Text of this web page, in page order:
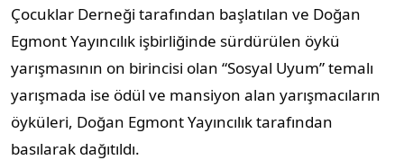
Çocuklar Derneği tarafından başlatılan ve Doğan
Egmont Yayıncılık işbirliğinde sürdürülen öykü
yarışmasının on birincisi olan “Sosyal Uyum” temalı
yarışmada ise ödül ve mansiyon alan yarışmacıların
öyküleri, Doğan Egmont Yayıncılık tarafından
basılarak dağıtıldı.